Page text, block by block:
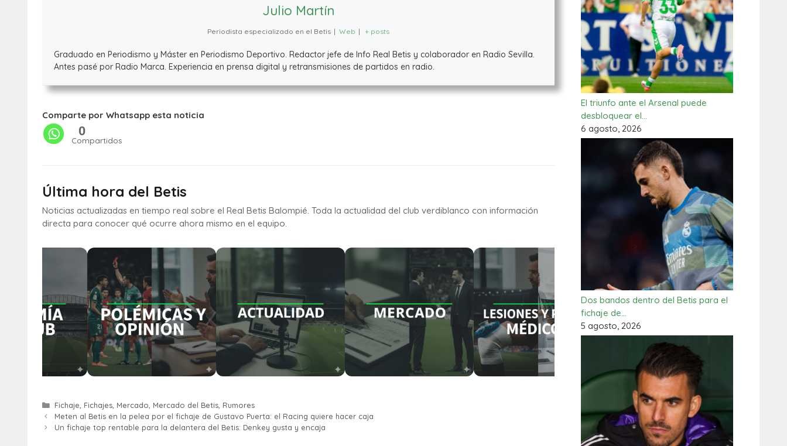
Julio Martín
Periodista especializado en el Betis | Web | + posts
Graduado en Periodismo y Máster en Periodismo Deportivo. Redactor jefe de Info Real Betis y colaborador en Radio Sevilla.
Antes pasé por Radio Marca. Experiencia en prensa digital y retransmisiones de partidos en radio.
Comparte por Whatsapp esta noticia
0
Compartidos
Última hora del Betis
Noticias actualizadas en tiempo real sobre el Real Betis Balompié. Toda la actualidad del club verdiblanco con información
directa para conocer qué ocurre ahora mismo en el equipo.
Fichaje, Fichajes, Mercado, Mercado del Betis, Rumores
Meten al Betis en la pelea por el fichaje de Gustavo Puerta: el Racing quiere hacer caja
Un fichaje top rentable para la delantera del Betis: Denkey gusta y encaja
El triunfo ante el Arsenal puede
desbloquear el…
6 agosto, 2026
Dos bandos dentro del Betis para el
fichaje de…
5 agosto, 2026